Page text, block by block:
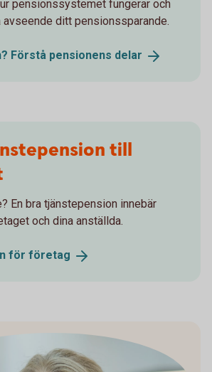
pensionssystemet fungerar och
avseende ditt pensionssparande.
Förstå pensionens delar
till
En bra tjänstepension innebär
och dina anställda.
för företag